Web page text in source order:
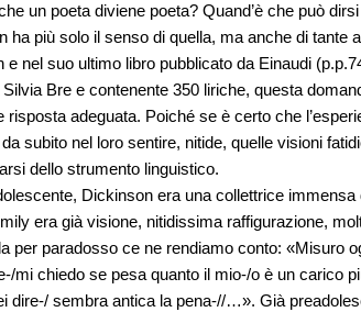
un poeta diviene poeta? Quand’è che può
ha più solo il senso di quella, ma anche di
e nel suo ultimo libro pubblicato da Einaudi
Bre e contenente 350 liriche, questa
risposta adeguata. Poiché se è certo che
subito nel loro sentire, nitide, quelle visioni
dello strumento linguistico.
Dickinson era una collettrice immensa
era già visione, nitidissima raffigurazione,
per paradosso ce ne rendiamo conto: «Misuro
mi chiedo se pesa quanto il mio-/o è un carico
dire-/ sembra antica la pena-//…». Già